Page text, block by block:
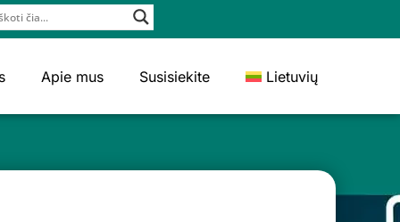
Apie mus Susisiekite Lietuvių